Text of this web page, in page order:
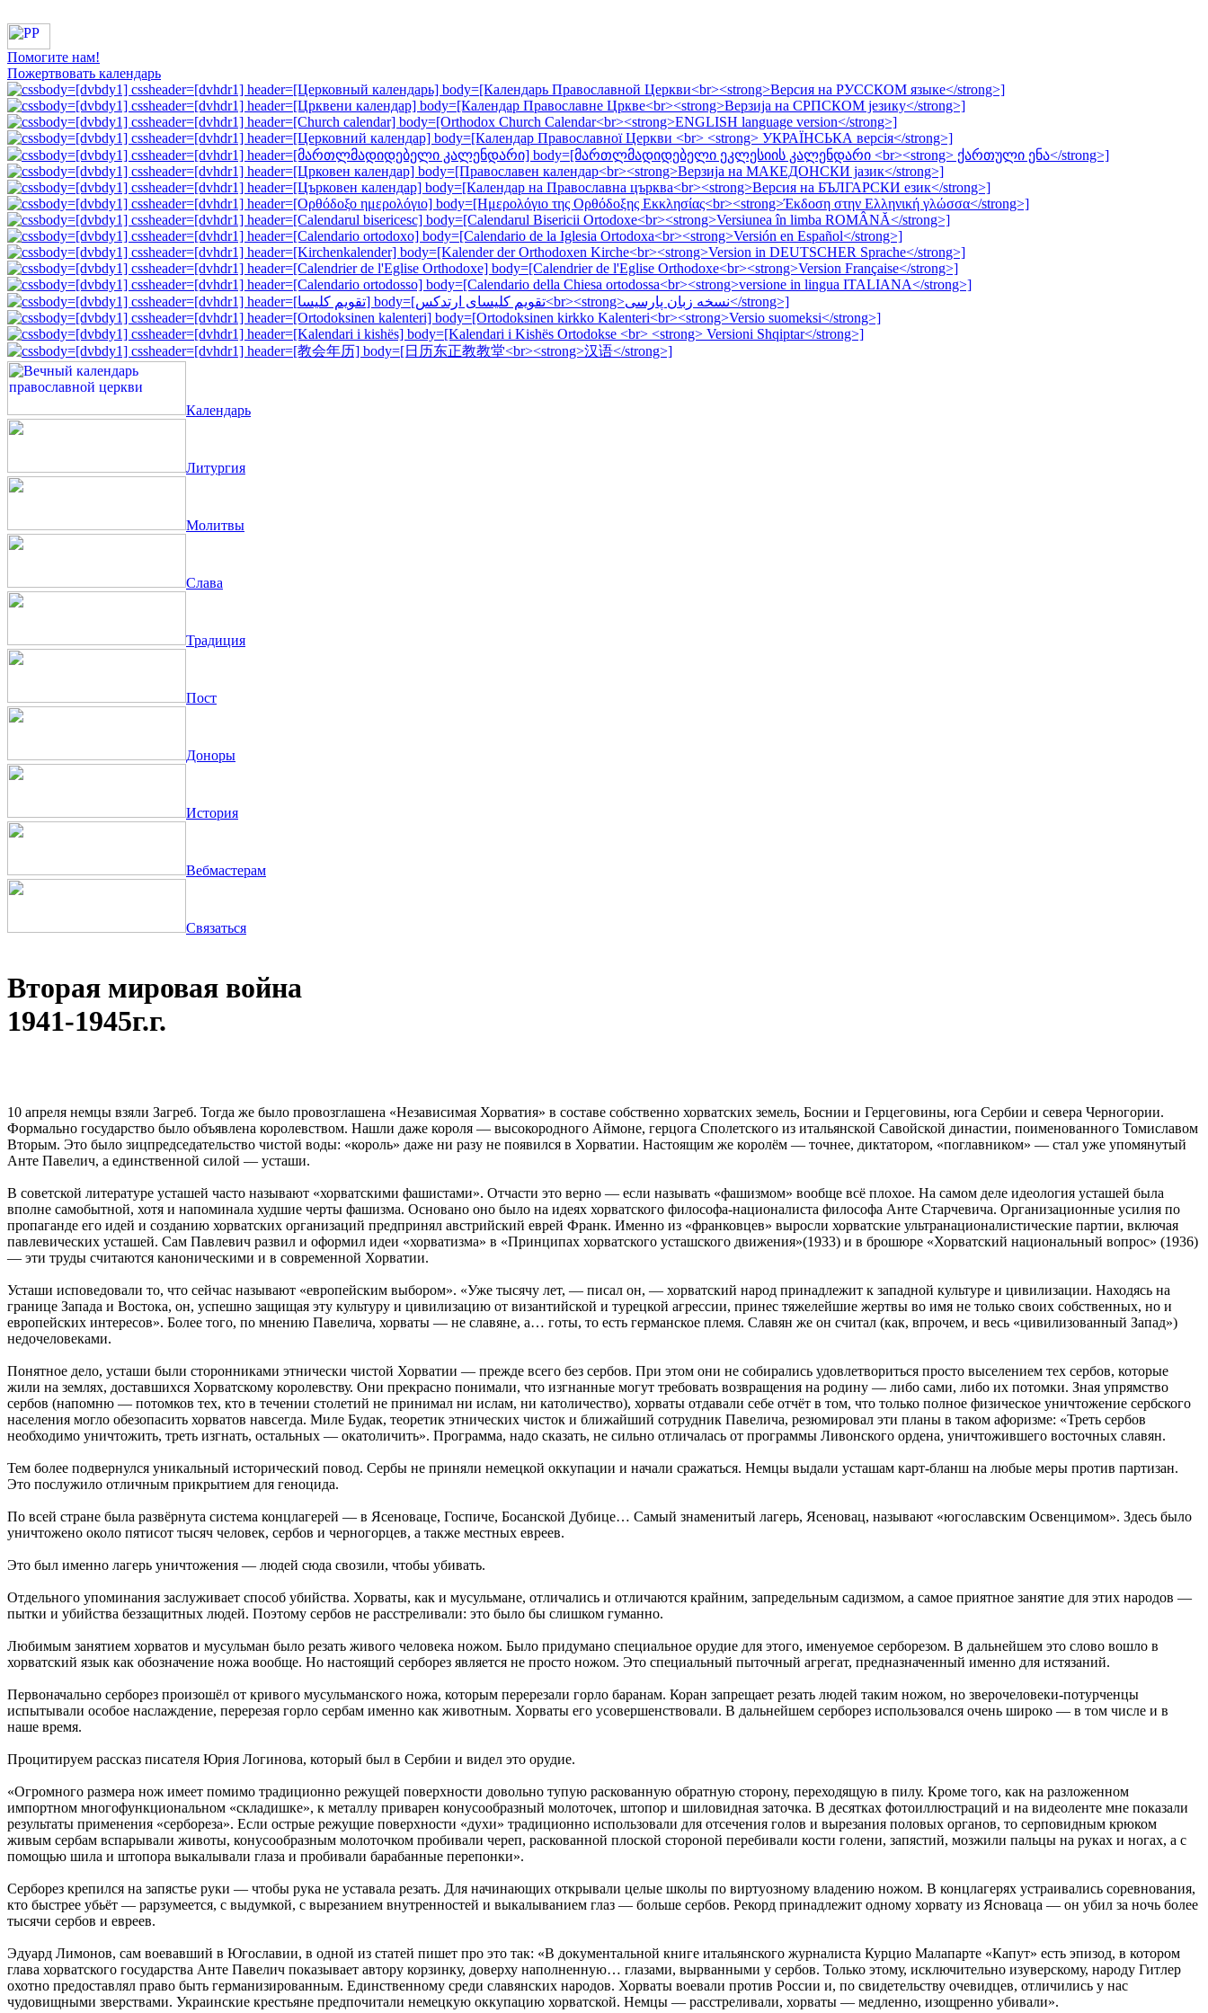
Помогите нам!
Пожертвовать календарь
Календарь
Литургия
Молитвы
Слава
Традиция
Пост
Доноры
История
Вебмастерам
Связаться
Вторая мировая война
1941-1945г.г.
10 апреля немцы взяли Загреб. Тогда же было провозглашена «Независимая Хорватия» в составе собственно хорватских земель, Боснии и Герцеговины, юга Сербии и севера Черногории.
Формально государство было объявлена королевством. Нашли даже короля — высокородного Аймоне, герцога Сполетского из итальянской Савойской династии, поименованного Томиславом
Вторым. Это было зицпредседательство чистой воды: «король» даже ни разу не появился в Хорватии. Настоящим же королём — точнее, диктатором, «поглавником» — стал уже упомянутый
Анте Павелич, а единственной силой — усташи.
В советской литературе усташей часто называют «хорватскими фашистами». Отчасти это верно — если называть «фашизмом» вообще всё плохое. На самом деле идеология усташей была
вполне самобытной, хотя и напоминала худшие черты фашизма. Основано оно было на идеях хорватского философа-националиста философа Анте Старчевича. Организационные усилия по
пропаганде его идей и созданию хорватских организаций предпринял австрийский еврей Франк. Именно из «франковцев» выросли хорватские ультранационалистические партии, включая
павлевических усташей. Сам Павлевич развил и оформил идеи «хорватизма» в «Принципах хорватского усташского движения»(1933) и в брошюре «Хорватский национальный вопрос» (1936)
— эти труды считаются каноническими и в современной Хорватии.
Усташи исповедовали то, что сейчас называют «европейским выбором». «Уже тысячу лет, — писал он, — хорватский народ принадлежит к западной культуре и цивилизации. Находясь на
границе Запада и Востока, он, успешно защищая эту культуру и цивилизацию от византийской и турецкой агрессии, принес тяжелейшие жертвы во имя не только своих собственных, но и
европейских интересов». Более того, по мнению Павелича, хорваты — не славяне, а… готы, то есть германское племя. Славян же он считал (как, впрочем, и весь «цивилизованный Запад»)
недочеловеками.
Понятное дело, усташи были сторонниками этнически чистой Хорватии — прежде всего без сербов. При этом они не собирались удовлетвориться просто выселением тех сербов, которые
жили на землях, доставшихся Хорватскому королевству. Они прекрасно понимали, что изгнанные могут требовать возвращения на родину — либо сами, либо их потомки. Зная упрямство
сербов (напомню — потомков тех, кто в течении столетий не принимал ни ислам, ни католичество), хорваты отдавали себе отчёт в том, что только полное физическое уничтожение сербского
населения могло обезопасить хорватов навсегда. Миле Будак, теоретик этнических чисток и ближайший сотрудник Павелича, резюмировал эти планы в таком афоризме: «Треть сербов
необходимо уничтожить, треть изгнать, остальных — окатоличить». Программа, надо сказать, не сильно отличалась от программы Ливонского ордена, уничтожившего восточных славян.
Тем более подвернулся уникальный исторический повод. Сербы не приняли немецкой оккупации и начали сражаться. Немцы выдали усташам карт-бланш на любые меры против партизан.
Это послужило отличным прикрытием для геноцида.
По всей стране была развёрнута система концлагерей — в Ясеноваце, Госпиче, Босанской Дубице… Самый знаменитый лагерь, Ясеновац, называют «югославским Освенцимом». Здесь было
уничтожено около пятисот тысяч человек, сербов и черногорцев, а также местных евреев.
Это был именно лагерь уничтожения — людей сюда свозили, чтобы убивать.
Отдельного упоминания заслуживает способ убийства. Хорваты, как и мусульмане, отличались и отличаются крайним, запредельным садизмом, а самое приятное занятие для этих народов —
пытки и убийства беззащитных людей. Поэтому сербов не расстреливали: это было бы слишком гуманно.
Любимым занятием хорватов и мусульман было резать живого человека ножом. Было придумано специальное орудие для этого, именуемое серборезом. В дальнейшем это слово вошло в
хорватский язык как обозначение ножа вообще. Но настоящий серборез является не просто ножом. Это специальный пыточный агрегат, предназначенный именно для истязаний.
Первоначально серборез произошёл от кривого мусульманского ножа, которым перерезали горло баранам. Коран запрещает резать людей таким ножом, но зверочеловеки-потурченцы
испытывали особое наслаждение, перерезая горло сербам именно как животным. Хорваты его усовершенствовали. В дальнейшем серборез использовался очень широко — в том числе и в
наше время.
Процитируем рассказ писателя Юрия Логинова, который был в Сербии и видел это орудие.
«Огромного размера нож имеет помимо традиционно режущей поверхности довольно тупую раскованную обратную сторону, переходящую в пилу. Кроме того, как на разложенном
импортном многофункциональном «складишке», к металлу приварен конусообразный молоточек, штопор и шиловидная заточка. В десятках фотоиллюстраций и на видеоленте мне показали
результаты применения «сербореза». Если острые режущие поверхности «духи» традиционно использовали для отсечения голов и вырезания половых органов, то серповидным крюком
живым сербам вспарывали животы, конусообразным молоточком пробивали череп, раскованной плоской стороной перебивали кости голени, запястий, мозжили пальцы на руках и ногах, а с
помощью шила и штопора выкалывали глаза и пробивали барабанные перепонки».
Серборез крепился на запястье руки — чтобы рука не уставала резать. Для начинающих открывали целые школы по виртуозному владению ножом. В концлагерях устраивались соревнования,
кто быстрее убьёт — рарзумеется, с выдумкой, с вырезанием внутренностей и выкалыванием глаз — больше сербов. Рекорд принадлежит одному хорвату из Ясноваца — он убил за ночь более
тысячи сербов и евреев.
Эдуард Лимонов, сам воевавший в Югославии, в одной из статей пишет про это так: «В документальной книге итальянского журналиста Курцио Малапарте «Капут» есть эпизод, в котором
глава хорватского государства Анте Павелич показывает автору корзинку, доверху наполненную… глазами, вырванными у сербов. Только этому, исключительно изуверскому, народу Гитлер
охотно предоставлял право быть германизированным. Единственному среди славянских народов. Хорваты воевали против России и, по свидетельству очевидцев, отличились у нас
чудовищными зверствами. Украинские крестьяне предпочитали немецкую оккупацию хорватской. Немцы — расстреливали, хорваты — медленно, изощренно убивали».